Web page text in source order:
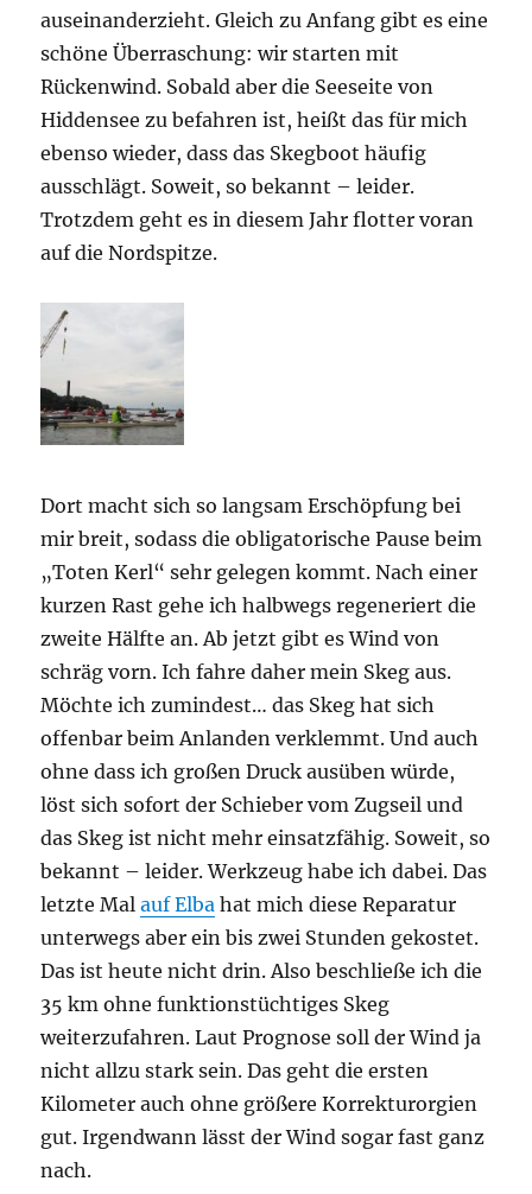
auseinanderzieht. Gleich zu Anfang gibt es eine
schöne Überraschung: wir starten mit
Rückenwind. Sobald aber die Seeseite von
Hiddensee zu befahren ist, heißt das für mich
ebenso wieder, dass das Skegboot häufig
ausschlägt. Soweit, so bekannt – leider.
Trotzdem geht es in diesem Jahr flotter voran
auf die Nordspitze.
Dort macht sich so langsam Erschöpfung bei
mir breit, sodass die obligatorische Pause beim
„Toten Kerl“ sehr gelegen kommt. Nach einer
kurzen Rast gehe ich halbwegs regeneriert die
zweite Hälfte an. Ab jetzt gibt es Wind von
schräg vorn. Ich fahre daher mein Skeg aus.
Möchte ich zumindest… das Skeg hat sich
offenbar beim Anlanden verklemmt. Und auch
ohne dass ich großen Druck ausüben würde,
löst sich sofort der Schieber vom Zugseil und
das Skeg ist nicht mehr einsatzfähig. Soweit, so
bekannt – leider. Werkzeug habe ich dabei. Das
letzte Malauf Elba hat mich diese Reparatur
unterwegs aber ein bis zwei Stunden gekostet.
Das ist heute nicht drin. Also beschließe ich die
35 km ohne funktionstüchtiges Skeg
weiterzufahren. Laut Prognose soll der Wind ja
nicht allzu stark sein. Das geht die ersten
Kilometer auch ohne größere Korrekturorgien
gut. Irgendwann lässt der Wind sogar fast ganz
nach.